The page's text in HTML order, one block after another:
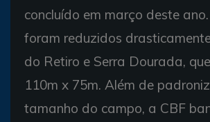
concluído em março deste
foram reduzidos
do Retiro e Serra Dourada,
110m x 75m. Além de
tamanho do campo, a CBF